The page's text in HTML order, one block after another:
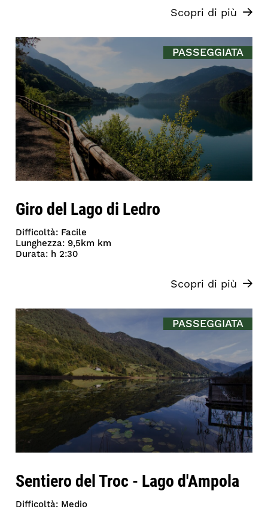
Scopri di più
PASSEGGIATA
Giro del Lago di Ledro
Difficoltà: Facile
Lunghezza: 9,5km km
Durata: h 2:30
Scopri di più
PASSEGGIATA
Sentiero del Troc - Lago d'Ampola
Difficoltà: Medio